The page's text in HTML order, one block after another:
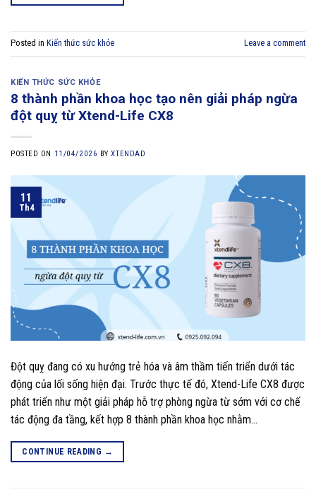
Posted in Kiến thức sức khỏe Leave a comment
KIẾN THỨC SỨC KHỎE
8 thành phần khoa học tạo nên giải pháp ngừa
đột quỵ từ Xtend-Life CX8
POSTED ON 11/04/2026 BYXTENDAD
11
Th4
Đột quỵ đang có xu hướng trẻ hóa và âm thầm tiến triển dưới tác
động của lối sống hiện đại. Trước thực tế đó, Xtend-Life CX8 được
phát triển như một giải pháp hỗ trợ phòng ngừa từ sớm với cơ chế
tác động đa tầng, kết hợp 8 thành phần khoa học nhằm…
CONTINUE READING →